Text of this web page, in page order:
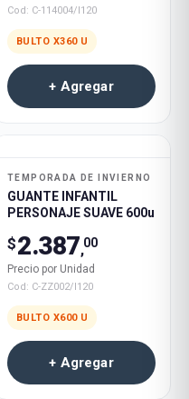
Cod: C-114004/I120
BULTO X360 U
+ Agregar
TEMPORADA DE INVIERNO
GUANTE INFANTIL
PERSONAJE SUAVE 600u
$2.387,00
Precio por Unidad
Cod: C-ZZ002/I120
BULTO X600 U
+ Agregar